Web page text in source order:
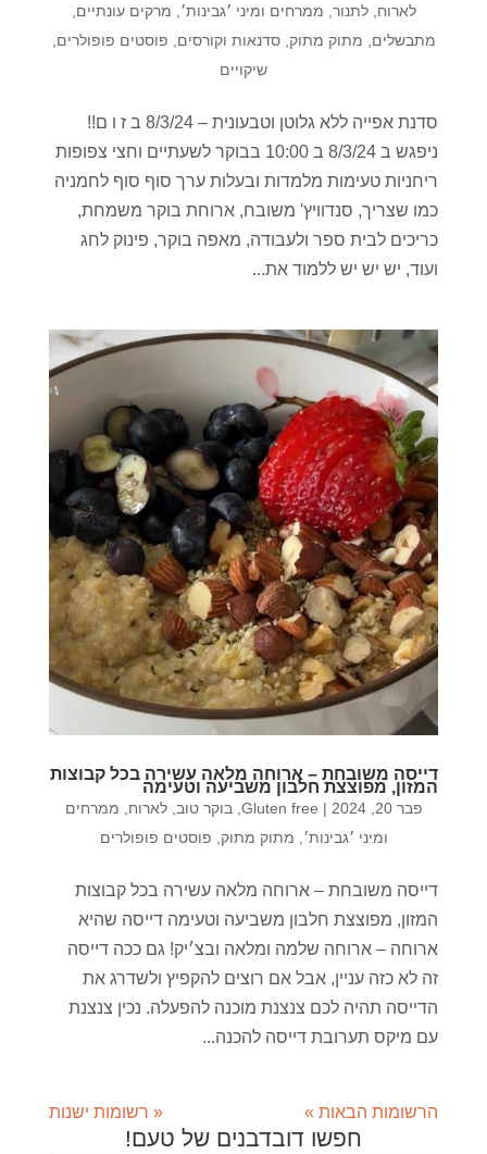
לארוח ,לתנור ממרחים ומיני ׳גבינות׳ מרקים עונתיים
מתבשלים
מתוק מתוק ,סדנאות וקורסים פוסטים פופולרים
שיקויים
סדנת אפייה ללא גלוטן וטבעונית – 8/3/24 ב ז ו ם!!
ניפגש ב 8/3/24 ב 10:00 בבוקר לשעתיים וחצי צפופות
ריחניות טעימות מלמדות ובעלות ערך סוף סוף לחמניה
כמו שצריך, סנדוויץ' משובח, ארוחת בוקר משמחת,
כריכים לבית ספר ולעבודה, מאפה בוקר, פינוק לחג
ועוד, יש יש יש ללמוד את...
דייסה משובחת – ארוחה מלאה עשירה בכל קבוצות
המזון, מפוצצת חלבון משביעה וטעימה
פבר 20, 2024 |
Gluten free בוקר טוב ,לארוח
ממרחים
ומיני ׳גבינות׳
מתוק מתוק פוסטים פופולרים
דייסה משובחת – ארוחה מלאה עשירה בכל קבוצות
המזון, מפוצצת חלבון משביעה וטעימה דייסה שהיא
ארוחה – ארוחה שלמה ומלאה ובצ׳יק! גם ככה דייסה
זה לא כזה עניין, אבל אם רוצים להקפיץ ולשדרג את
הדייסה תהיה לכם צנצנת מוכנה להפעלה. נכין צנצנת
עם מיקס תערובת דייסה להכנה...
« רשומות ישנות הרשומות הבאות »
חפשו דובדבנים של טעם!